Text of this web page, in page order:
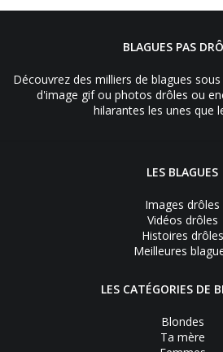
BLAGUES PAS
Découvrez des milliers de blagues
d'image gif ou photos drôles ou
hilarantes les unes que
LES BLAGUES
Images drôles
Vidéos drôles
Histoires drôles
Meilleures
LES CATÉGORIES DE
Blondes
Ta mère